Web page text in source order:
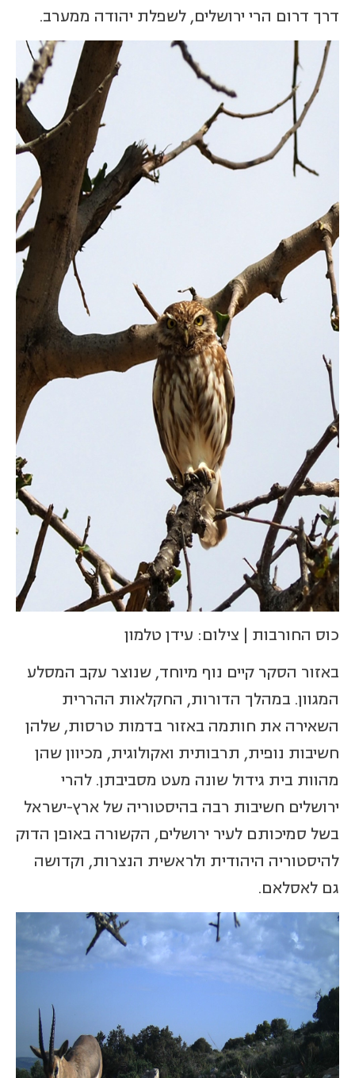
דרך דרום הרי ירושלים, לשפלת יהודה ממערב.
כוס החורבות | צילום: עידן טלמון
באזור הסקר קיים נוף מיוחד, שנוצר עקב המסלע
המגוון. במהלך הדורות, החקלאות ההררית
השאירה את חותמה באזור בדמות טרסות, שלהן
חשיבות נופית, תרבותית ואקולוגית, מכיוון שהן
מהוות בית גידול שונה מעט מסביבתן. להרי
ירושלים חשיבות רבה בהיסטוריה של ארץ-ישראל
בשל סמיכותם לעיר ירושלים, הקשורה באופן הדוק
להיסטוריה היהודית ולראשית הנצרות, וקדושה
גם לאסלאם.